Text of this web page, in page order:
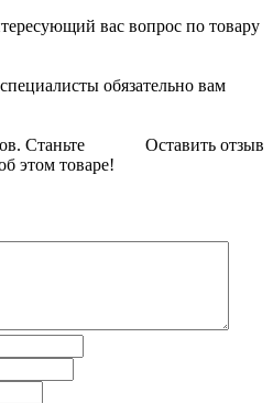
вас вопрос по товару
обязательно вам
Оставить отзыв
Станьте
этом товаре!